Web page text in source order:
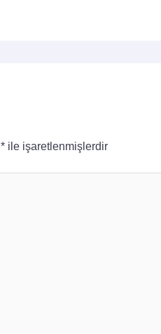
*ile işaretlenmişlerdir